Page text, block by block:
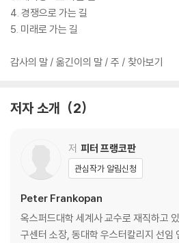
4. 경쟁으로 가는 길
5. 미래로 가는 길
감사의 말 / 옮긴이의 말 / 주 / 찾아보기
저자 소개 2
저 피터 프랭코판
관심작가 알림신청
Peter Frankopan
옥스퍼드대학 세계사 교수로 재직하고
구센터 소장, 동대학 우스터칼리지 선임